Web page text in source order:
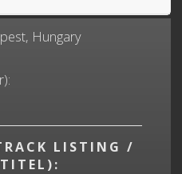
Hungary
LISTING /